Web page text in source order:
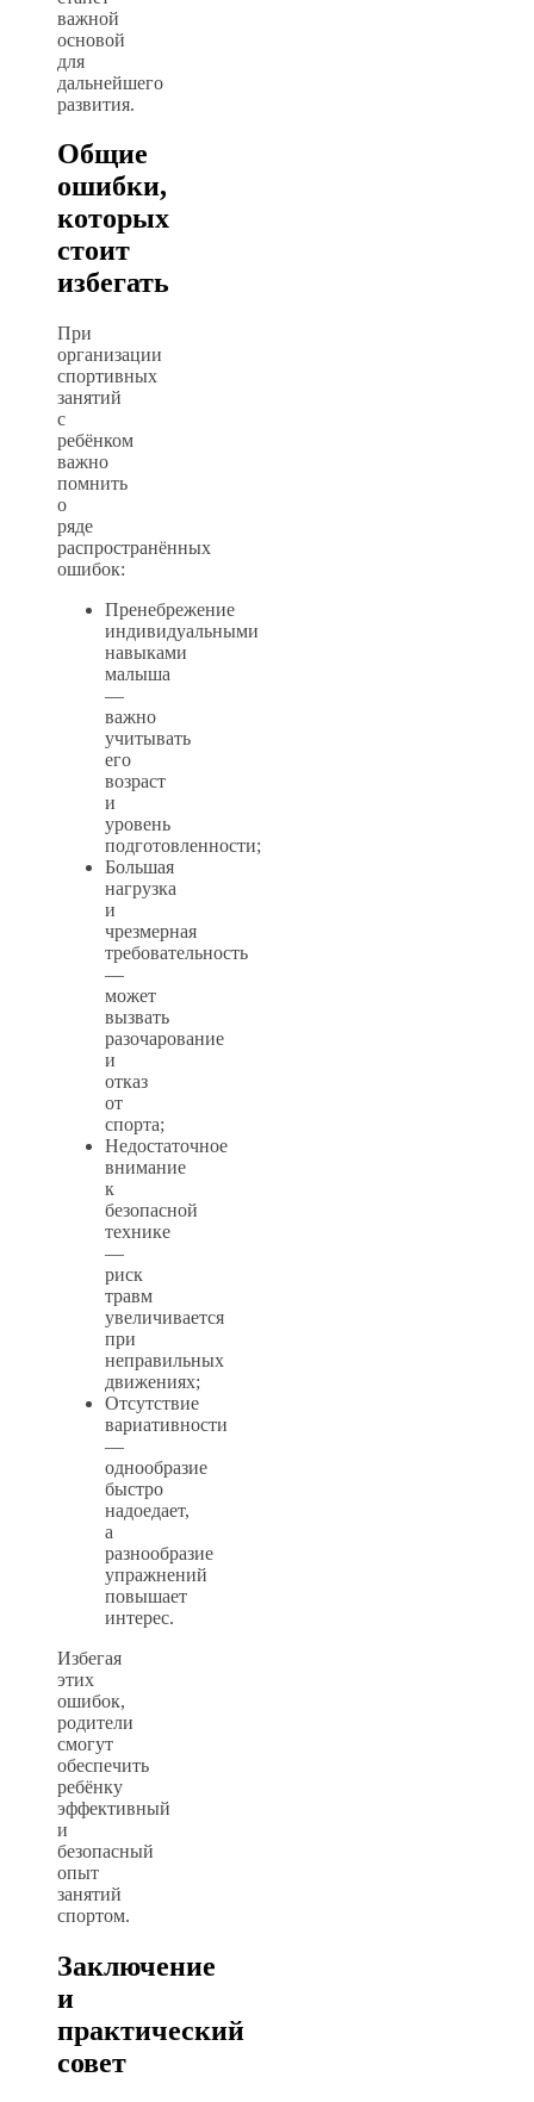
важной
основой
для
дальнейшего
развития.
Общие
ошибки,
которых
стоит
избегать
При
организации
спортивных
занятий
с
ребёнком
важно
помнить
о
ряде
распространённых
ошибок:
Пренебрежение
индивидуальными
навыками
малыша
—
важно
учитывать
его
возраст
и
уровень
подготовленности;
Большая
нагрузка
и
чрезмерная
требовательность
—
может
вызвать
разочарование
и
отказ
от
спорта;
Недостаточное
внимание
к
безопасной
технике
—
риск
травм
увеличивается
при
неправильных
движениях;
Отсутствие
вариативности
—
однообразие
быстро
надоедает,
а
разнообразие
упражнений
повышает
интерес.
Избегая
этих
ошибок,
родители
смогут
обеспечить
ребёнку
эффективный
и
безопасный
опыт
занятий
спортом.
Заключение
и
практический
совет